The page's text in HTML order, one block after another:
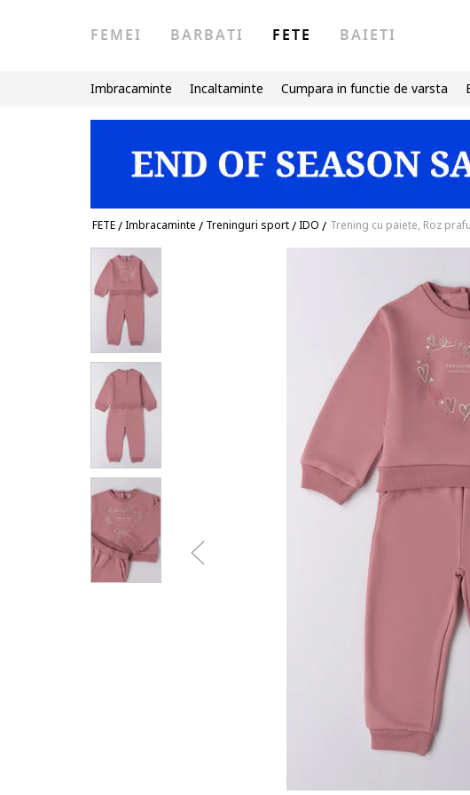
FEMEI BARBATI FETE BAIETI
Imbracaminte Incaltaminte Cumpara in functie de varsta
FETE/Imbracaminte / Treninguri sport/IDO / Trening cu paiete, Roz